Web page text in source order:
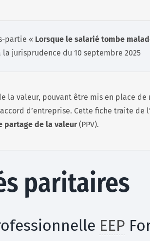
partie « Lorsque le salarié tombe
la jurisprudence du 10 septembre 2025
la valeur, pouvant être mis en place de
d’entreprise. Cette fiche traite de
partage de la valeur(PPV).
paritaires
EEP